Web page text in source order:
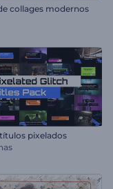
collages modernos
pixelados